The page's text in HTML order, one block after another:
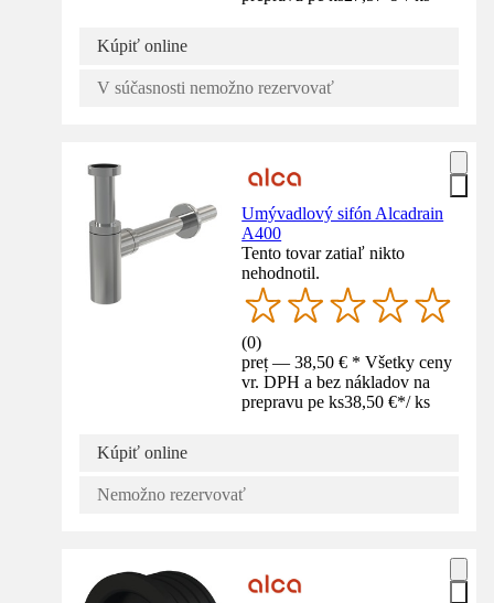
Kúpiť online
V súčasnosti nemožno rezervovať
Umývadlový sifón Alcadrain
A400
Tento tovar zatiaľ nikto
nehodnotil.
(0)
preț — 38,50 € * Všetky ceny
vr. DPH a bez nákladov na
prepravu pe ks38,50 €*/ ks
Kúpiť online
Nemožno rezervovať